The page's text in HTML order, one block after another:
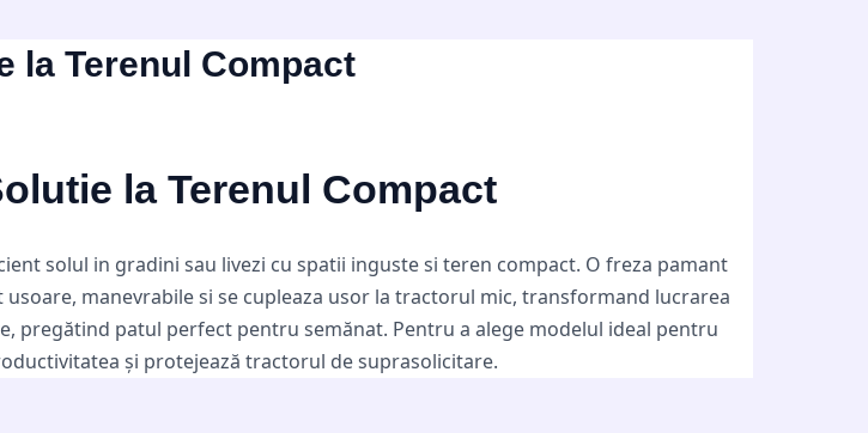
la Terenul Compact
la Terenul Compact
solul in gradini sau livezi cu spatii inguste si teren compact. O freza pamant
manevrabile si se cupleaza usor la tractorul mic, transformand lucrarea
pregătind patul perfect pentru semănat. Pentru a alege modelul ideal pentru
și protejează tractorul de suprasolicitare.